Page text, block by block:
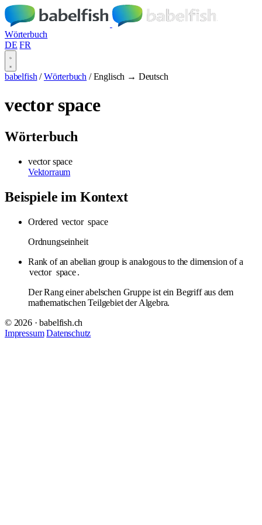
Wörterbuch
DE FR
babelfish / Wörterbuch / Englisch → Deutsch
vector space
Wörterbuch
vector space
Vektorraum
Beispiele im Kontext
Ordered vector space
Ordnungseinheit
Rank of an abelian group is analogous to the dimension of a
vector space.
Der Rang einer abelschen Gruppe ist ein Begriff aus dem
mathematischen Teilgebiet der Algebra.
© 2026 · babelfish.ch
Impressum Datenschutz